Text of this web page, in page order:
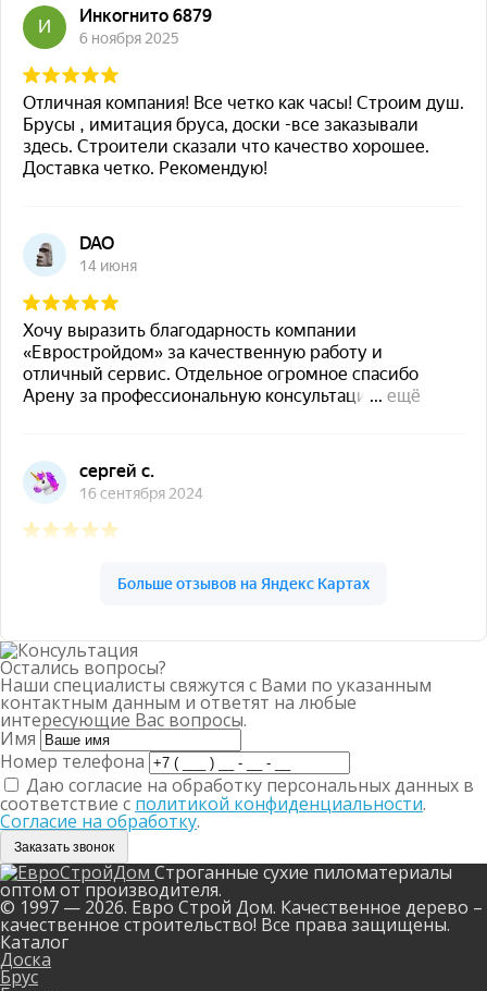
Остались вопросы?
Наши специалисты свяжутся с Вами по указанным
контактным данным и ответят на любые
интересующие Вас вопросы.
Имя
Номер телефона
Даю согласие на обработку персональных данных в
соответствие с политикой конфиденциальности.
Согласие на обработку.
Заказать звонок
Строганные сухие пиломатериалы
оптом от производителя.
© 1997 — 2026. Евро Строй Дом. Качественное дерево –
качественное строительство! Все права защищены.
Каталог
Доска
Брус